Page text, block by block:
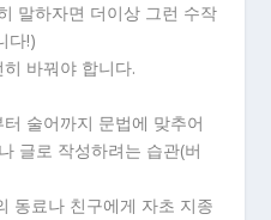
말하자면 더이상 그런 수작
다!)
바꿔야 합니다.
술어까지 문법에 맞추어
글로 작성하려는 습관(버
동료나 친구에게 자초 지종